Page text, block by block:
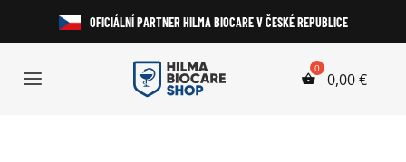
obsah
OFICIÁLNÍ PARTNER HILMA BIOCARE V ČESKÉ REPUBLICE
Toggle
0,00€